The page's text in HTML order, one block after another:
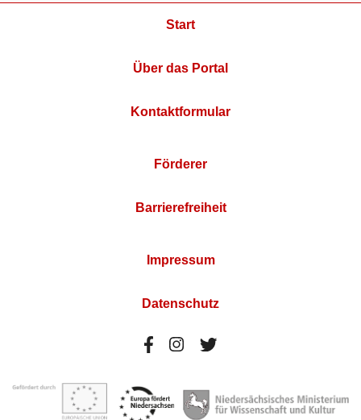
Start
Über das Portal
Kontaktformular
Förderer
Barrierefreiheit
Impressum
Datenschutz